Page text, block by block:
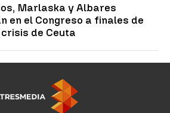
Marlaska y Albares
en el Congreso a finales de
de Ceuta